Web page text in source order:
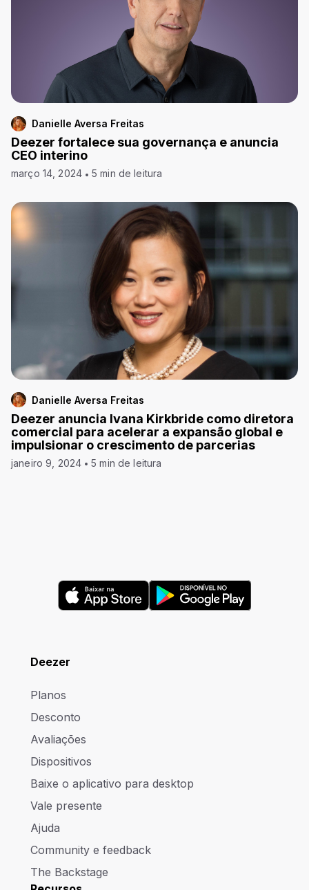
Danielle Aversa Freitas
Deezer fortalece sua governança e anuncia
CEO interino
março 14, 2024 5 min de leitura
Danielle Aversa Freitas
Deezer anuncia Ivana Kirkbride como diretora
comercial para acelerar a expansão global e
impulsionar o crescimento de parcerias
janeiro 9, 2024 5 min de leitura
Deezer
Planos
Desconto
Avaliações
Dispositivos
Baixe o aplicativo para desktop
Vale presente
Ajuda
Community e feedback
The Backstage